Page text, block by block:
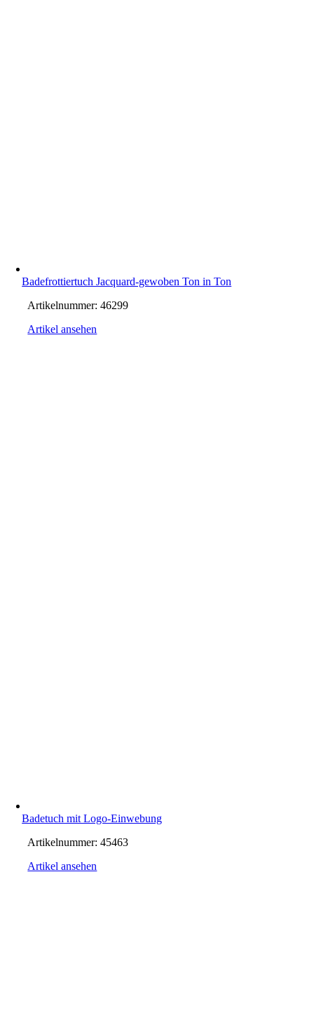
Badefrottiertuch Jacquard-gewoben Ton in Ton
Artikelnummer:46299
Artikel ansehen
Badetuch mit Logo-Einwebung
Artikelnummer:45463
Artikel ansehen